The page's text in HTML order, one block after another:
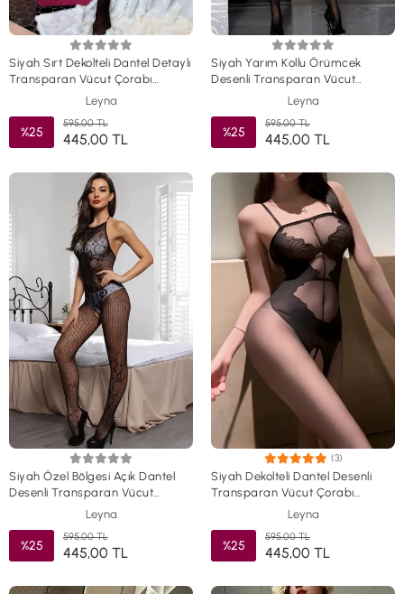
Siyah Sırt Dekolteli Dantel Detaylı
Transparan Vücut Çorabı
Leyna
%25
595,00 TL
445,00 TL
Siyah Yarım Kollu Örümcek
Desenli Transparan Vücut
Çorabı TM1437Leyna
%25
595,00 TL
445,00 TL
Siyah Özel Bölgesi Açık Dantel
Desenli Transparan Vücut
Çorabı TM1436Leyna
%25
595,00 TL
445,00 TL
(3)
Siyah Dekolteli Dantel Desenli
Transparan Vücut Çorabı
Leyna
%25
595,00 TL
445,00 TL